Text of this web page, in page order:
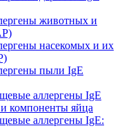
животных и
насекомых и их
пыли IgE
аллергены IgE
компоненты яйца
аллергены IgE: